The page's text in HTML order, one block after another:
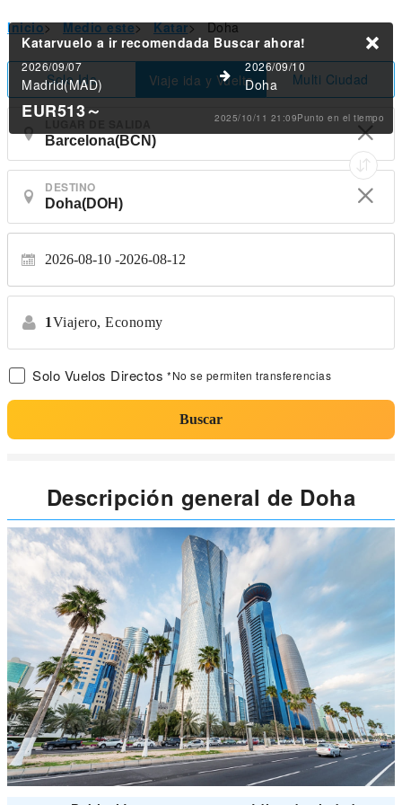
Inicio> Medio este> Katar> Doha
Solo Ida Viaje ida y Vuelta Multi Ciudad
DESTINO
2026-08-10 2026-08-12
1Viajero, Economy
Solo Vuelos Directos *No se permiten transferencias
Buscar
Katarvuelo a ir recomendada Buscar ahora!
2026/09/07
Madrid(MAD)
2026/09/10
Doha
EUR513～ 2025/10/11 21:09Punto en el tiempo
Descripción general de Doha